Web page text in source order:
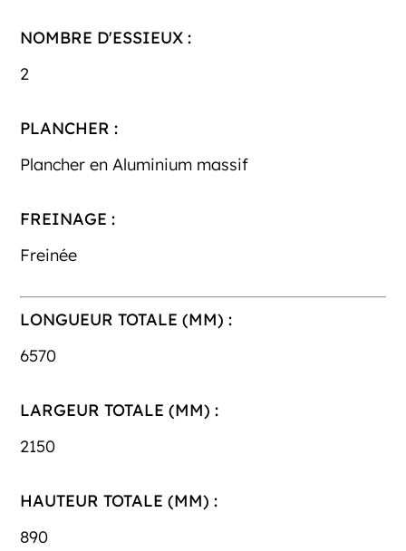
NOMBRE D'ESSIEUX :
2
PLANCHER :
Plancher en Aluminium massif
FREINAGE :
Freinée
LONGUEUR TOTALE (MM) :
6570
LARGEUR TOTALE (MM) :
2150
HAUTEUR TOTALE (MM) :
890